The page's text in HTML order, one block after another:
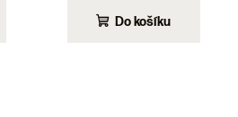
Do košíku